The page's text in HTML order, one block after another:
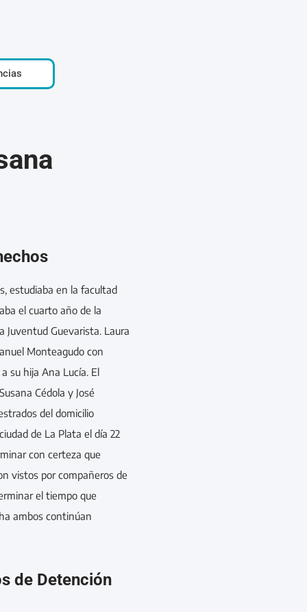
estudiaba en la facultad
el cuarto año de la
Juventud Guevarista. Laura
Monteagudo con
su hija Ana Lucía. El
Cédola y José
del domicilio
de La Plata el día 22
con certeza que
vistos por compañeros de
el tiempo que
ambos continúan
de Detención